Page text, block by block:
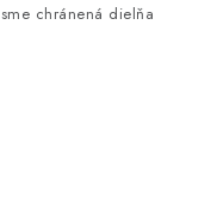
sme chránená dielňa